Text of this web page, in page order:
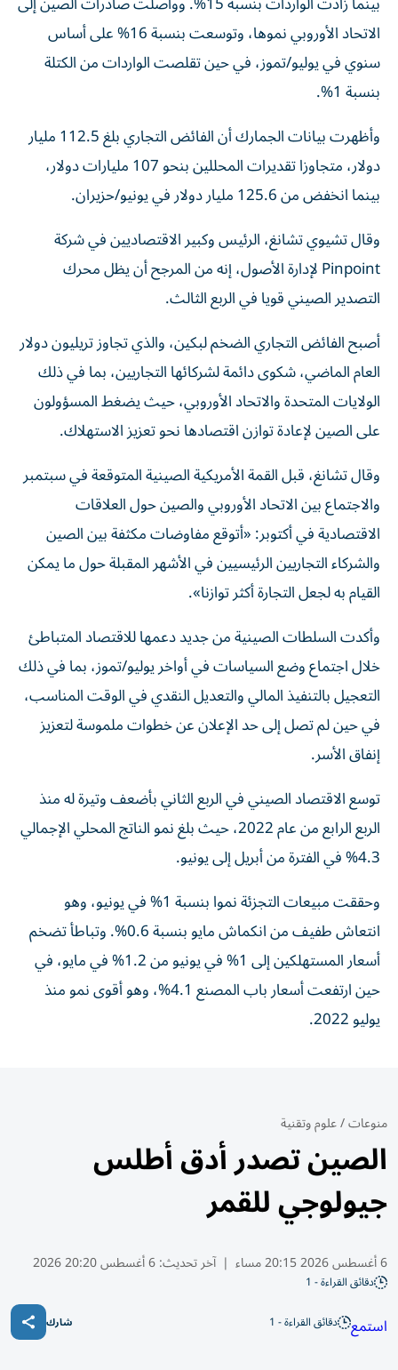
الاتحاد الأوروبي نموها، وتوسعت بنسبة 16% على أساس
سنوي في يوليو/تموز، في حين تقلصت الواردات من الكتلة
بنسبة 1%.
وأظهرت بيانات الجمارك أن الفائض التجاري بلغ 112.5 مليار
دولار، متجاوزا تقديرات المحللين بنحو 107 مليارات دولار،
بينما انخفض من 125.6 مليار دولار في يونيو/حزيران.
وقال تشيوي تشانغ، الرئيس وكبير الاقتصاديين في شركة
Pinpoint لإدارة الأصول، إنه من المرجح أن يظل محرك
التصدير الصيني قويا في الربع الثالث.
أصبح الفائض التجاري الضخم لبكين، والذي تجاوز تريليون دولار
العام الماضي، شكوى دائمة لشركائها التجاريين، بما في ذلك
الولايات المتحدة والاتحاد الأوروبي، حيث يضغط المسؤولون
على الصين لإعادة توازن اقتصادها نحو تعزيز الاستهلاك.
وقال تشانغ، قبل القمة الأمريكية الصينية المتوقعة في سبتمبر
والاجتماع بين الاتحاد الأوروبي والصين حول العلاقات
الاقتصادية في أكتوبر: «أتوقع مفاوضات مكثفة بين الصين
والشركاء التجاريين الرئيسيين في الأشهر المقبلة حول ما يمكن
القيام به لجعل التجارة أكثر توازنا».
وأكدت السلطات الصينية من جديد دعمها للاقتصاد المتباطئ
خلال اجتماع وضع السياسات في أواخر يوليو/تموز، بما في ذلك
التعجيل بالتنفيذ المالي والتعديل النقدي في الوقت المناسب،
في حين لم تصل إلى حد الإعلان عن خطوات ملموسة لتعزيز
إنفاق الأسر.
توسع الاقتصاد الصيني في الربع الثاني بأضعف وتيرة له منذ
الربع الرابع من عام 2022، حيث بلغ نمو الناتج المحلي الإجمالي
4.3% في الفترة من أبريل إلى يونيو.
وحققت مبيعات التجزئة نموا بنسبة 1% في يونيو، وهو
انتعاش طفيف من انكماش مايو بنسبة 0.6%. وتباطأ تضخم
أسعار المستهلكين إلى 1% في يونيو من 1.2% في مايو، في
حين ارتفعت أسعار باب المصنع 4.1%، وهو أقوى نمو منذ
يوليو 2022.
منوعات/علوم وتقنية
الصين تصدر أدق أطلس
جيولوجي للقمر
6 أغسطس 2026 20:15 مساء | آخر تحديث:6 أغسطس 20:20 2026
دقائق القراءة - 1
استمع دقائق القراءة - 1 شارك